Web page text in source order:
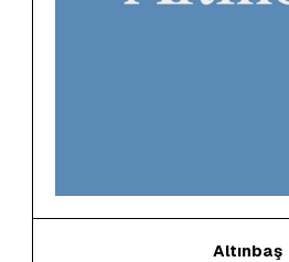
Altınbaş